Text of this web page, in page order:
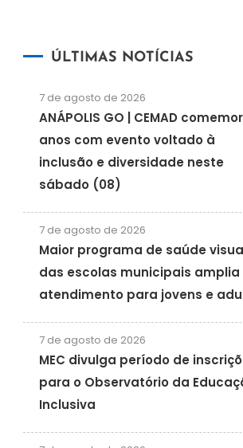
ÚLTIMAS NOTÍCIAS
7 de agosto de 2026
ANÁPOLIS GO | CEMAD
anos com evento voltado à
inclusão e diversidade neste
sábado (08)
7 de agosto de 2026
Maior programa de saúde
das escolas municipais amplia
atendimento para jovens e
7 de agosto de 2026
MEC divulga período de
para o Observatório da
Inclusiva